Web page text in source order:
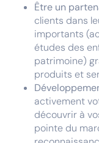
Être un
clients dans
importants
études des
patrimoine)
produits et
activement
découvrir à
pointe du